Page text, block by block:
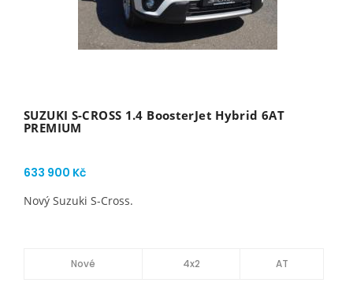
SUZUKI S-CROSS 1.4 BoosterJet Hybrid 6AT
PREMIUM
633 900 Kč
Nový Suzuki S-Cross.
Nové 4x2 AT